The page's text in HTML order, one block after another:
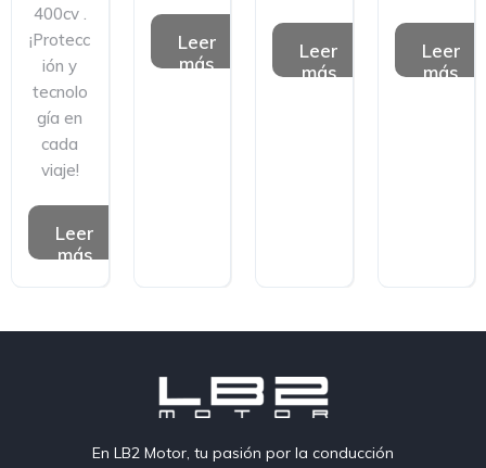
400cv .
¡Protecc
ión y
tecnolo
gía en
cada
viaje!
Leer
más
Leer
más
Leer
más
Leer
más
En LB2 Motor, tu pasión por la conducción